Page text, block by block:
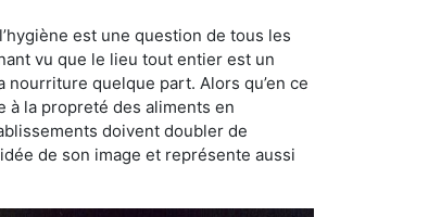
est une question de tous les
vu que le lieu tout entier est un
nourriture quelque part. Alors qu’en ce
la propreté des aliments en
doivent doubler de
de son image et représente aussi